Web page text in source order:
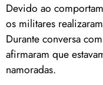
Devido ao
os militares
Durante conversa
afirmaram que
namoradas.